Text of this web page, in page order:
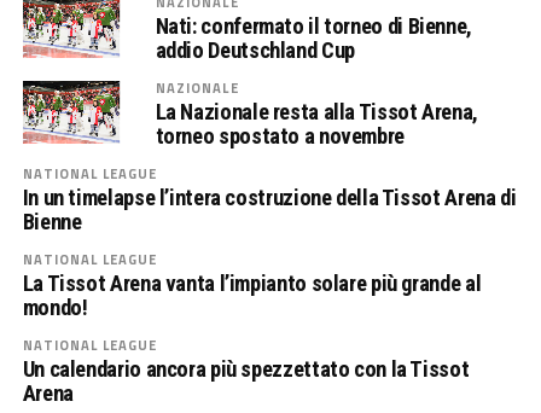
Nati: confermato il torneo di Bienne,
addio Deutschland Cup
NAZIONALE
La Nazionale resta alla Tissot Arena,
torneo spostato a novembre
NATIONAL LEAGUE
In un timelapse l’intera costruzione della Tissot Arena di
Bienne
NATIONAL LEAGUE
La Tissot Arena vanta l’impianto solare più grande al
mondo!
NATIONAL LEAGUE
Un calendario ancora più spezzettato con la Tissot
Arena